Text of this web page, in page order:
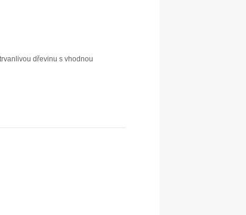
dřevinu s vhodnou